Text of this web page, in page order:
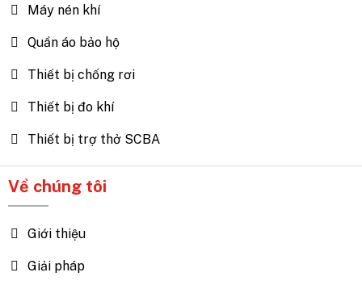
Máy nén khí
Quần áo bảo hộ
Thiết bị chống rơi
Thiết bị đo khí
Thiết bị trợ thở SCBA
Về chúng tôi
Giới thiệu
Giải pháp